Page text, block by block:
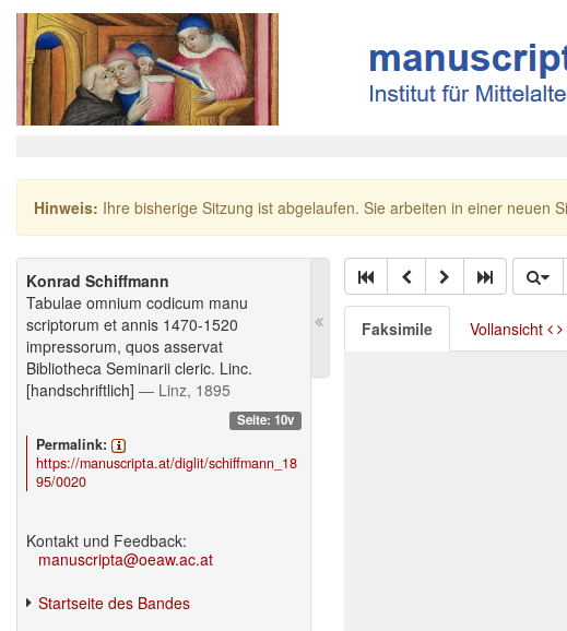
Hinweis: Ihre bisherige Sitzung ist abgelaufen. Sie arbeiten in einer neuen
Konrad Schiffmann
Tabulae omnium codicum manu
scriptorum et annis 1470-1520
impressorum, quos asservat
Bibliotheca Seminarii cleric. Linc.
[handschriftlich] — Linz, 1895
Seite: 10v
Permalink:
https://manuscripta.at/diglit/schiffmann_18
95/0020
Kontakt und Feedback:
manuscripta@oeaw.ac.at
Startseite des Bandes
Faksimile Vollansicht